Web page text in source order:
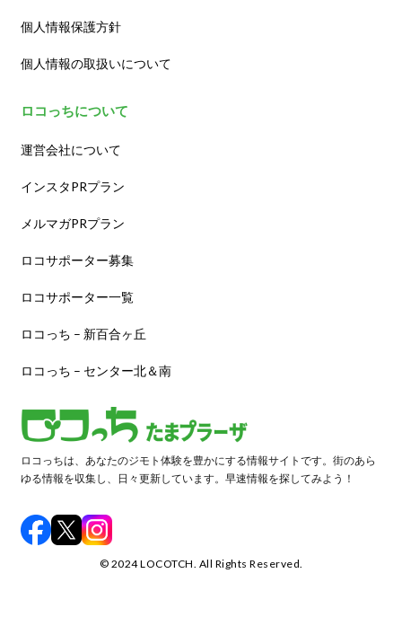
個人情報保護方針
個人情報の取扱いについて
ロコっちについて
運営会社について
インスタPRプラン
メルマガPRプラン
ロコサポーター募集
ロコサポーター一覧
ロコっち – 新百合ヶ丘
ロコっち – センター北＆南
ロコっちは、あなたのジモト体験を豊かにする情報サイトです。街のあら
ゆる情報を収集し、日々更新しています。早速情報を探してみよう！
©️ 2024 LOCOTCH. All Rights Reserved.